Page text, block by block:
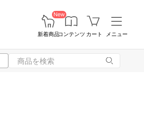
New
新着商品コンテンツ カート メニュー